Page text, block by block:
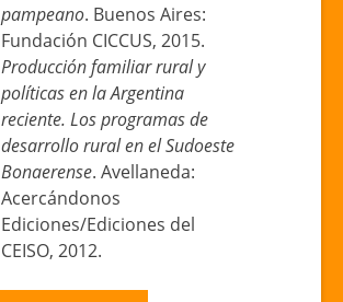
pampeano. Buenos Aires:
Fundación CICCUS, 2015.
Producción familiar rural y
políticas en la Argentina
reciente. Los programas de
desarrollo rural en el Sudoeste
Bonaerense. Avellaneda:
Acercándonos
Ediciones/Ediciones del
CEISO, 2012.